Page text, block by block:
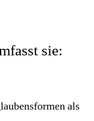
sie:
als